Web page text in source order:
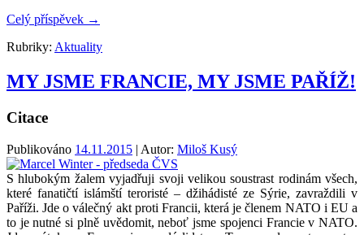
Celý příspěvek →
Rubriky: Aktuality
MY JSME FRANCIE, MY JSME PAŘÍŽ!
Citace
Publikováno 14.11.2015 | Autor: Miloš Kusý
S hlubokým žalem vyjadřuji svoji velikou soustrast rodinám všech,
které fanatičtí islámští teroristé – džihádisté ze Sýrie, zavraždili v
Paříži. Jde o válečný akt proti Francii, která je členem NATO i EU a
to je nutné si plně uvědomit, neboť jsme spojenci Francie v NATO.